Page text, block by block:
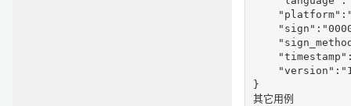
}
其它用例